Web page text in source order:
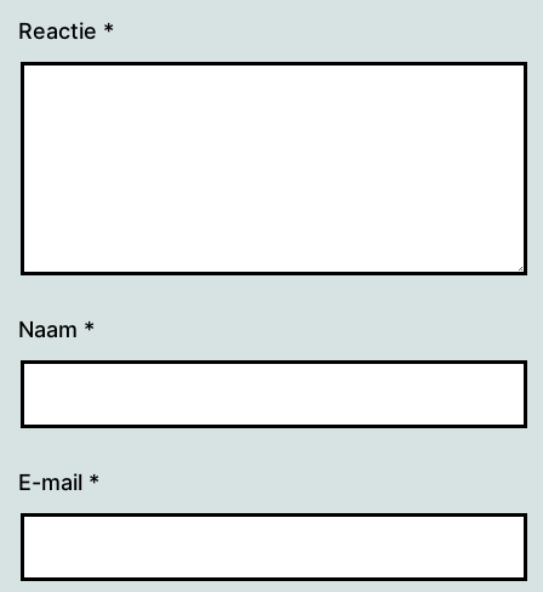
Reactie *
Naam *
E-mail *